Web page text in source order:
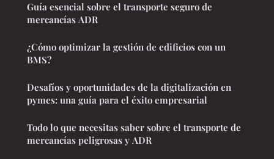
Guía esencial sobre el transporte seguro de
mercancías ADR
¿Cómo optimizar la gestión de edificios con un
BMS?
Desafíos y oportunidades de la digitalización en
pymes: una guía para el éxito empresarial
Todo lo que necesitas saber sobre el transporte de
mercancías peligrosas y ADR